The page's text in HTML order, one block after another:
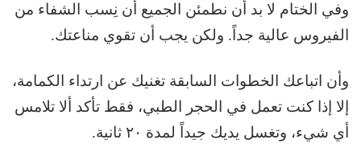
وفي الختام لا بد أن نطمئن الجميع أن نِسب الشفاء من
الفيروس عالية جداً. ولكن يجب أن تقوي مناعتك.
وأن اتباعك الخطوات السابقة تغنيك عن ارتداء الكمامة،
إلا إذا كنت تعمل في الحجر الطبي، فقط تأكد ألا تلامس
أي شيء، وتغسل يديك جيداً لمدة ٢٠ ثانية.